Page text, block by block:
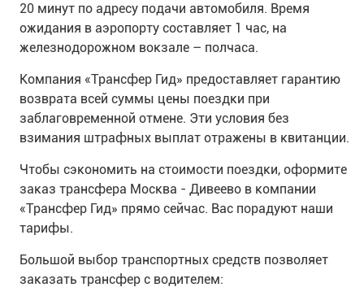
20 минут по адресу подачи автомобиля. Время
ожидания в аэропорту составляет 1 час, на
железнодорожном вокзале – полчаса.
Компания «Трансфер Гид» предоставляет гарантию
возврата всей суммы цены поездки при
заблаговременной отмене. Эти условия без
взимания штрафных выплат отражены в квитанции.
Чтобы сэкономить на стоимости поездки, оформите
заказ трансфера Москва - Дивеево в компании
«Трансфер Гид» прямо сейчас. Вас порадуют наши
тарифы.
Большой выбор транспортных средств позволяет
заказать трансфер с водителем: